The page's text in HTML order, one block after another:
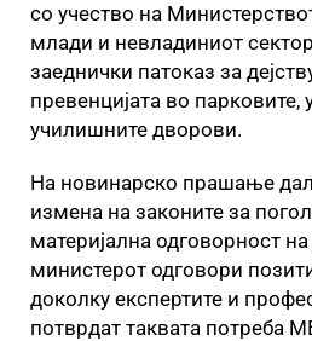
со учество на
млади и невладиниот
заеднички патоказ за
превенцијата во парковите,
училишните дворови.
На новинарско прашање
измена на законите за
материјална одговорност
министерот одговори
доколку експертите и
потврдат таквата потреба